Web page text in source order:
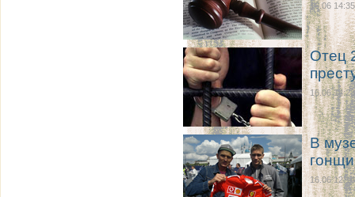
16.06 14:35
Отец
16.06 14:23
В
16.06 12:14